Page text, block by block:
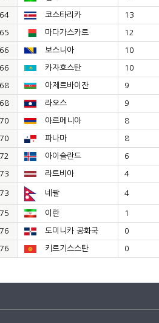
64 코스타리카 13
65 마다가스카르 12
66 보스니아 10
66 카자흐스탄 10
68 아제르바이잔 9
68 라오스 9
70 아르메니아 8
70 파나마 8
72 아이슬란드 6
73 라트비아 4
73 네팔 4
75 이란 1
76 도미니카 공화국 0
76 키르기스스탄 0